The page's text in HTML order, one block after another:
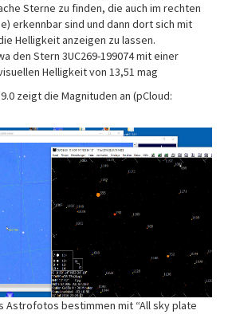
Sterne zu finden, die auch im rechten
erkennbar sind und dann dort sich mit
Helligkeit anzeigen zu lassen.
den Stern 3UC269-199074 mit einer
Helligkeit von 13,51 mag
zeigt die Magnituden an (pCloud:
Astrofotos bestimmen mit “All sky plate